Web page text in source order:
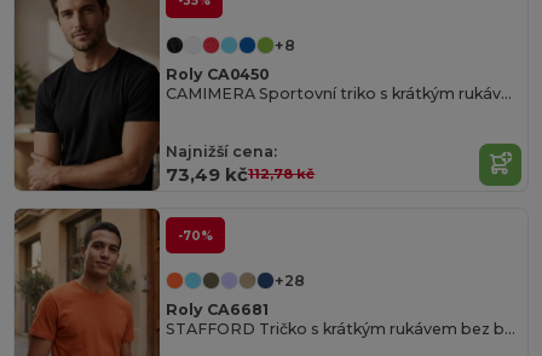
+8
Roly CA0450
CAMIMERA Sportovní triko s krátkým rukávem a kulatým průkrčníkem
Najnižší cena:
73,49 kč112,78 kč
-70%
+28
Roly CA6681
STAFFORD Tričko s krátkým rukávem bez bočních švů